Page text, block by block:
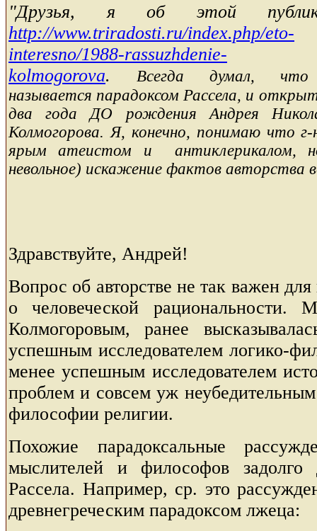
"Друзья, я об этой
http://www.triradosti.ru/index.php/eto-
interesno/1988-rassuzhdenie-
kolmogorova.
Всегда думал,
называется парадоксом Рассела, и
два года ДО рождения Андрея
Колмогорова. Я, конечно, понимаю что
ярым атеистом и антиклерикалом,
невольное) искажение фактов авторства
Здравствуйте, Андрей!
Вопрос об авторстве не так важен
о человеческой рациональности.
Колмогоровым, ранее
успешным исследователем логико-
менее успешным исследователем
проблем и совсем уж неубедительным
философии религии.
Похожие парадоксальные
мыслителей и философов
Рассела. Например, ср. это
древнегреческим парадоксом лжеца: